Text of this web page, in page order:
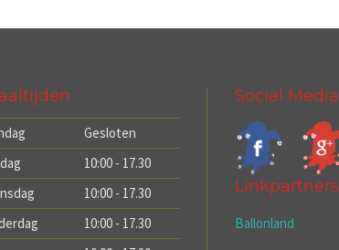
Gesloten
10:00 - 17.30
10:00 - 17.30
10:00 - 17.30
Social Media
Linkpartners
Ballonland